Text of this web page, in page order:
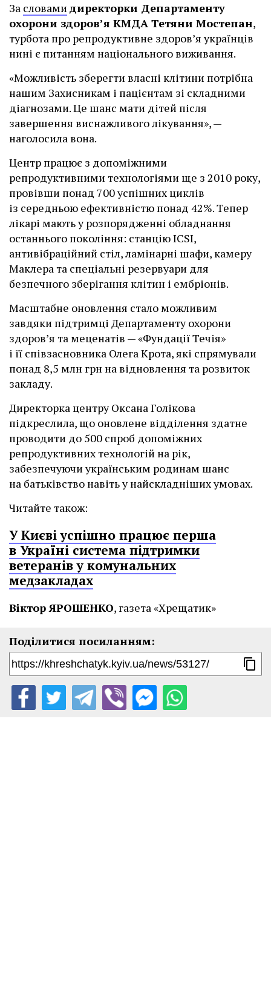
За словамидиректорки Департаменту
охорони здоров’я КМДА Тетяни Мостепан,
турбота про репродуктивне здоров’я українців
нині є питанням національного виживання.
«Можливість зберегти власні клітини потрібна
нашим Захисникам і пацієнтам зі складними
діагнозами. Це шанс мати дітей після
завершення виснажливого лікування», —
наголосила вона.
Центр працює з допоміжними
репродуктивними технологіями ще з 2010 року,
провівши понад 700 успішних циклів
із середньою ефективністю понад 42%. Тепер
лікарі мають у розпорядженні обладнання
останнього покоління: станцію ІCSI,
антивібраційний стіл, ламінарні шафи, камеру
Маклера та спеціальні резервуари для
безпечного зберігання клітин і ембріонів.
Масштабне оновлення стало можливим
завдяки підтримці Департаменту охорони
здоров’я та меценатів — «Фундації Течія»
і її співзасновника Олега Крота, які спрямували
понад 8,5 млн грн на відновлення та розвиток
закладу.
Директорка центру Оксана Голікова
підкреслила, що оновлене відділення здатне
проводити до 500 спроб допоміжних
репродуктивних технологій на рік,
забезпечуючи українським родинам шанс
на батьківство навіть у найскладніших умовах.
Читайте також:
У Києві успішно працює перша
в Україні система підтримки
ветеранів у комунальних
медзакладах
Віктор ЯРОШЕНКО, газета «Хрещатик»